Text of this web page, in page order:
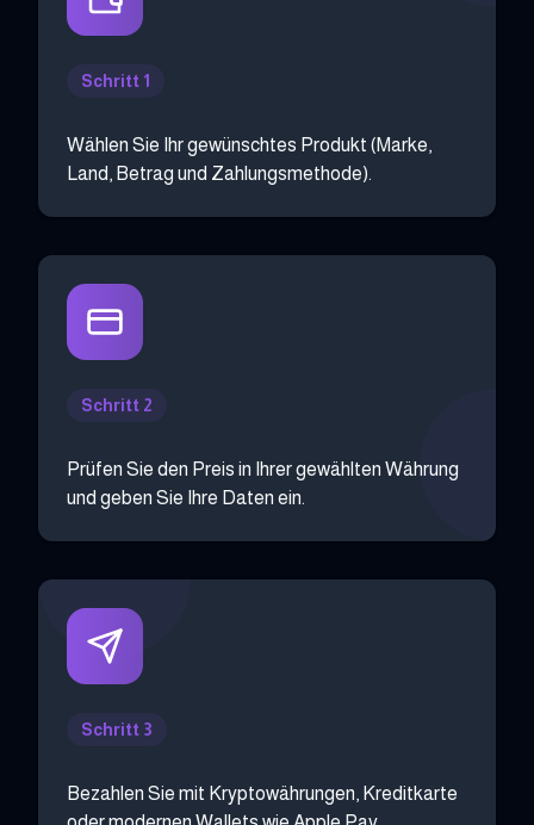
Schritt 1
Wählen Sie Ihr gewünschtes Produkt (Marke,
Land, Betrag und Zahlungsmethode).
Schritt 2
Prüfen Sie den Preis in Ihrer gewählten Währung
und geben Sie Ihre Daten ein.
Schritt 3
Bezahlen Sie mit Kryptowährungen, Kreditkarte